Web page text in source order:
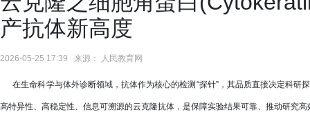
产抗体新高度
2026-05-25 17:39 来源： 人民教育网
在生命科学与体外诊断领域，抗体作为核心的检测“探针”，其品质直接决定科研
高特异性、高稳定性、信息可溯源的云克隆抗体，是保障实验结果可靠、推动研究